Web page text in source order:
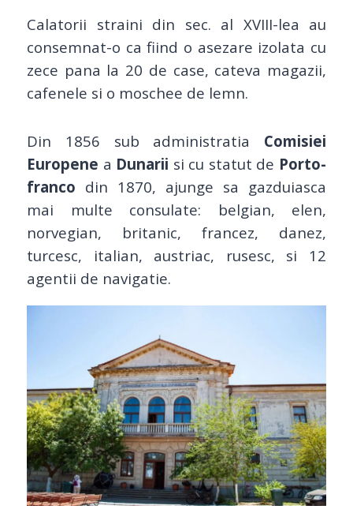
Calatorii straini din sec. al XVIII-lea au
consemnat-o ca fiind o asezare izolata cu
zece pana la 20 de case, cateva magazii,
cafenele si o moschee de lemn.
Din 1856 sub administratia Comisiei
Europene a Dunarii si cu statut de Porto-
franco din 1870, ajunge sa gazduiasca
mai multe consulate: belgian, elen,
norvegian, britanic, francez, danez,
turcesc, italian, austriac, rusesc, si 12
agentii de navigatie.